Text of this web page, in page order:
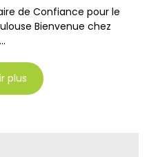
de Confiance pour le
Bienvenue chez
plus